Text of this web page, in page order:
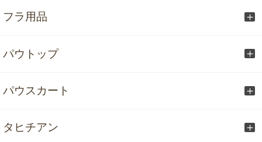
フラ用品
パウトップ
パウスカート
タヒチアン